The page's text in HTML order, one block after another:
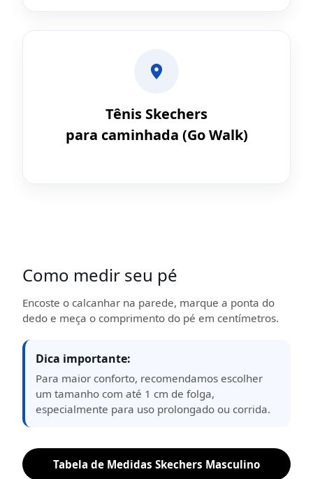
Tênis Skechers
para caminhada (Go Walk)
Como medir seu pé
Encoste o calcanhar na parede, marque a ponta do
dedo e meça o comprimento do pé em centímetros.
Dica importante:
Para maior conforto, recomendamos escolher
um tamanho com até 1 cm de folga,
especialmente para uso prolongado ou corrida.
Tabela de Medidas Skechers Masculino